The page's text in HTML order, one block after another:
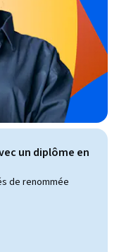
un diplôme en
de renommée